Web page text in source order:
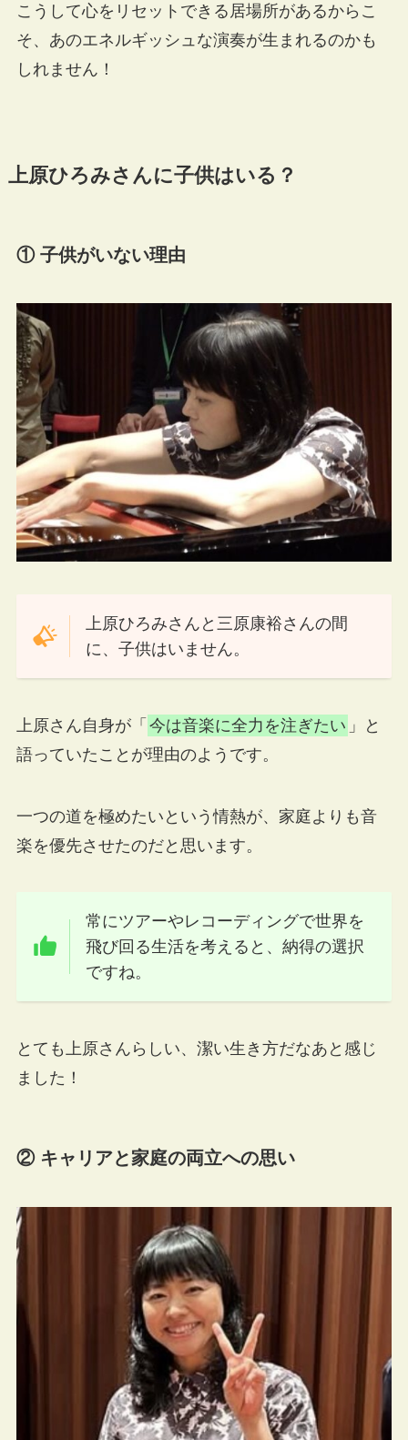
こうして心をリセットできる居場所があるからこ
そ、あのエネルギッシュな演奏が生まれるのかも
しれません！
上原ひろみさんに子供はいる？
① 子供がいない理由
上原ひろみさんと三原康裕さんの間
に、子供はいません。
上原さん自身が「 今は音楽に全力を注ぎたい 」と
語っていたことが理由のようです。
一つの道を極めたいという情熱が、家庭よりも音
楽を優先させたのだと思います。
常にツアーやレコーディングで世界を
飛び回る生活を考えると、納得の選択
ですね。
とても上原さんらしい、潔い生き方だなあと感じ
ました！
② キャリアと家庭の両立への思い